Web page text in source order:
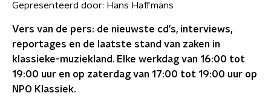
Gepresenteerd door: Hans Haffmans
Vers van de pers: de nieuwste cd's, interviews,
reportages en de laatste stand van zaken in
klassieke-muziekland. Elke werkdag van 16:00 tot
19:00 uur en op zaterdag van 17:00 tot 19:00 uur op
NPO Klassiek.